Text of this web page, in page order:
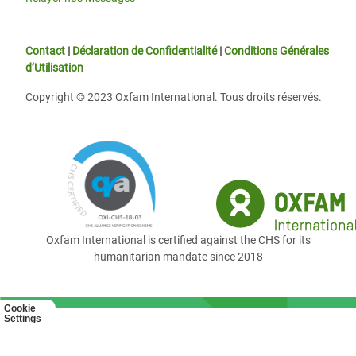
Cookie
Settings
Contact | Déclaration de Confidentialité|Conditions Générales
d’Utilisation
Copyright © 2023 Oxfam International. Tous droits réservés.
Oxfam International is certified against the CHS for its
humanitarian mandate since 2018